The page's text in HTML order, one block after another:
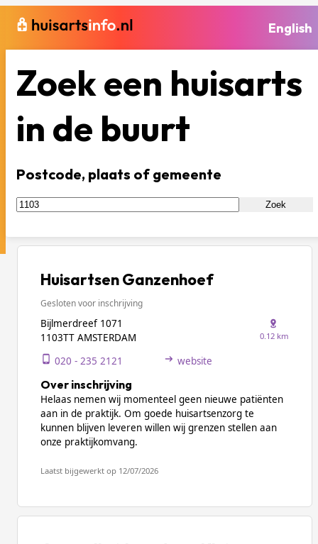
English
Zoek een huisarts
in de buurt
Postcode, plaats of gemeente
Zoek
Huisartsen Ganzenhoef
Gesloten voor inschrijving
Bijlmerdreef 1071
1103TT AMSTERDAM
0.12 km
020 - 235 2121 website
Over inschrijving
Helaas nemen wij momenteel geen nieuwe patiënten
aan in de praktijk. Om goede huisartsenzorg te
kunnen blijven leveren willen wij grenzen stellen aan
onze praktijkomvang.
Laatst bijgewerkt op 12/07/2026